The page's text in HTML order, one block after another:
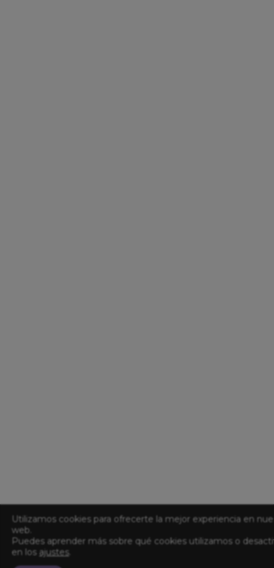
Utilizamos cookies para ofrecerte la mejor experiencia en
web.
Puedes aprender más sobre qué cookies utilizamos o
en los ajustes.